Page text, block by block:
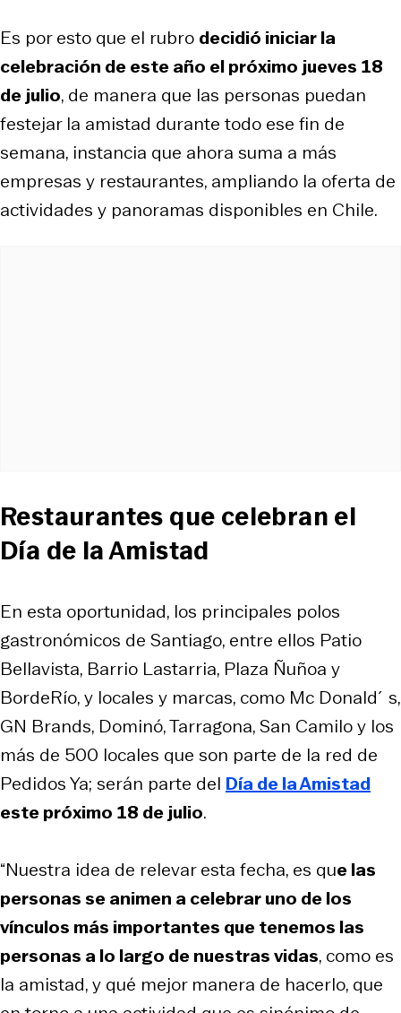
Es por esto que el rubro decidió iniciar la
celebración de este año el próximo jueves 18
de julio, de manera que las personas puedan
festejar la amistad durante todo ese fin de
semana, instancia que ahora suma a más
empresas y restaurantes, ampliando la oferta de
actividades y panoramas disponibles en Chile.
Restaurantes que celebran el
Día de la Amistad
En esta oportunidad, los principales polos
gastronómicos de Santiago, entre ellos Patio
Bellavista, Barrio Lastarria, Plaza Ñuñoa y
BordeRío, y locales y marcas, como Mc Donald´s,
GN Brands, Dominó, Tarragona, San Camilo y los
más de 500 locales que son parte de la red de
Pedidos Ya; serán parte del Día de la Amistad
este próximo 18 de julio.
“Nuestra idea de relevar esta fecha, es que las
personas se animen a celebrar uno de los
vínculos más importantes que tenemos las
personas a lo largo de nuestras vidas, como es
la amistad, y qué mejor manera de hacerlo, que